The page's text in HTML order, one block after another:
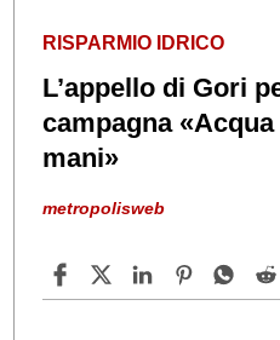
RISPARMIO IDRICO
L’appello di Gori
campagna
mani»
metropolisweb